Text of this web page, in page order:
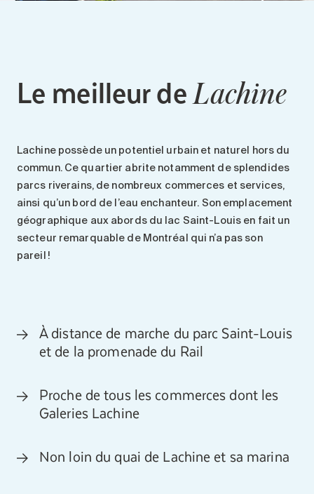
Lemeilleur deLachine
Lachinepossède un potentiel urbain et naturel
hors du
commun. Ce quartier abrite notamment de splendides
parcs riverains, de nombreux commerces et services,
ainsi qu’un bord de l’eau enchanteur. Son emplacement
géographique aux abords du lac Saint-Louis en fait un
secteur remarquable de Montréal qui n’a pas son
pareil !
À distance de marche du parc Saint-Louis
et de la promenade du Rail
Proche de tous les commerces dont les
Galeries Lachine
Non loin du quai de Lachine et sa marina